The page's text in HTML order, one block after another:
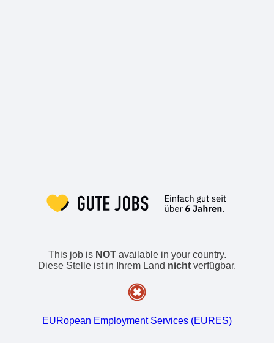
This job is NOTavailable in your country.
Diese Stelle ist in Ihrem Land nicht verfügbar.
EURopean Employment Services (EURES)